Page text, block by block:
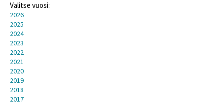
Valitse vuosi:
2026
2025
2024
2023
2022
2021
2020
2019
2018
2017